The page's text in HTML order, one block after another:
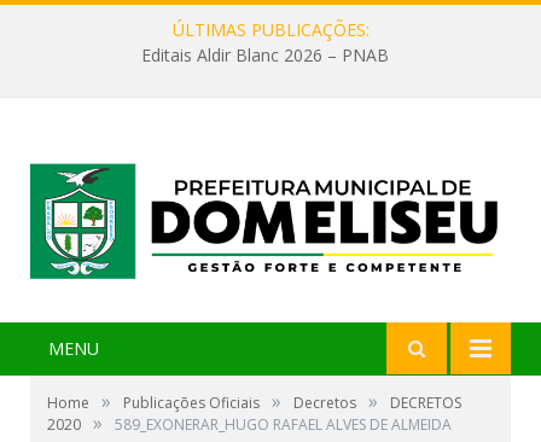
ÚLTIMAS PUBLICAÇÕES:
Editais Aldir Blanc 2026 – PNAB
MENU
Home » Publicações Oficiais » Decretos »
DECRETOS
2020 » 589_EXONERAR_HUGO RAFAEL ALVES DE ALMEIDA